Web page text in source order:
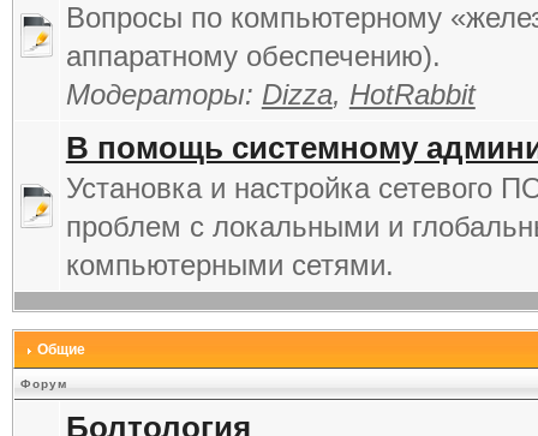
Вопросы по компьютерному
аппаратному обеспечению).
Модераторы: Dizza, HotRabbit
В помощь системному
Установка и настройка сетевого
проблем с локальными и
компьютерными сетями.
Общие
Форум
Болтология